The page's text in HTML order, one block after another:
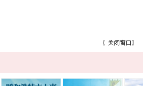
〖 关闭窗口 〗